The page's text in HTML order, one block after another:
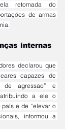
retomada do
de armas
internas
capazes de
de agressão” e
atribuindo a ele o
e de “elevar o
informou a